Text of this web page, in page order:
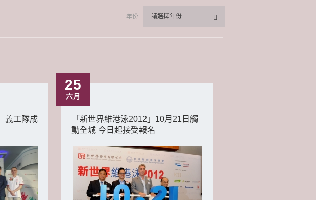
年份 請選擇年份
義工隊成
25
六月
「新世界維港泳2012」10月21日觸
動全城 今日起接受報名